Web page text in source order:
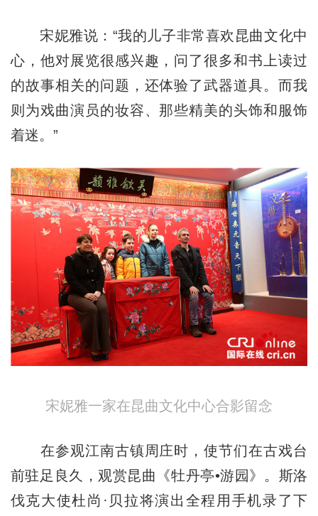
宋妮雅说：“我的儿子非常喜欢昆曲文化中
心，他对展览很感兴趣，问了很多和书上读过
的故事相关的问题，还体验了武器道具。而我
则为戏曲演员的妆容、那些精美的头饰和服饰
着迷。”
宋妮雅一家在昆曲文化中心合影留念
在参观江南古镇周庄时，使节们在古戏台
前驻足良久，观赏昆曲《牡丹亭•游园》。斯洛
伐克大使杜尚·贝拉将演出全程用手机录了下